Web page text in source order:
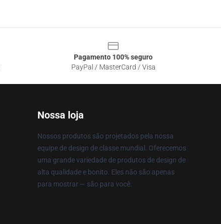
Pagamento 100% seguro
PayPal / MasterCard / Visa
Nossa loja
Nossos produtos são projetados pela nossa
equipe de design de classe mundial. Oferecemos
uma grande variedade de produtos de design de
alta qualidade e bonito. Eles não são apenas
para mostrar — são para você.